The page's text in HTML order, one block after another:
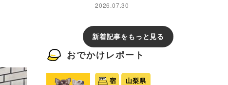
2026.07.30
新着記事をもっと見る
おでかけレポート
宿 山梨県